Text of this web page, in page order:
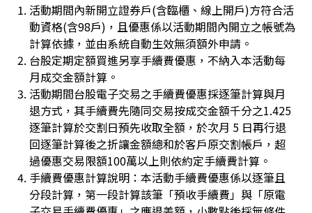
活動期間內新開立證券戶(含臨櫃、線上開戶)方符合活
動資格(含98戶)，且優惠係以活動期間內開立之帳號為
計算依據，並由系統自動生效無須額外申請。
台股定期定額買進另享手續費優惠，不納入本活動每
月成交金額計算。
活動期間台股電子交易之手續費優惠採逐筆計算與月
退方式，其手續費先隨同交易按成交金額千分之1.425
逐筆計算於交割日預先收取全額，於次月 5 日再行退
回逐筆計算後之折讓金額總和於客戶原交割帳戶，超
過優惠交易限額100萬以上則依約定手續費計算。
手續費優惠計算說明：本活動手續費優惠係以逐筆且
分段計算，第一段計算該筆「預收手續費」與「原電